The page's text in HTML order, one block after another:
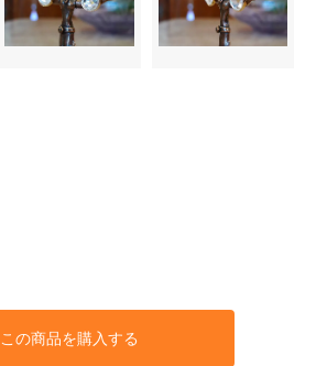
この商品を購入する